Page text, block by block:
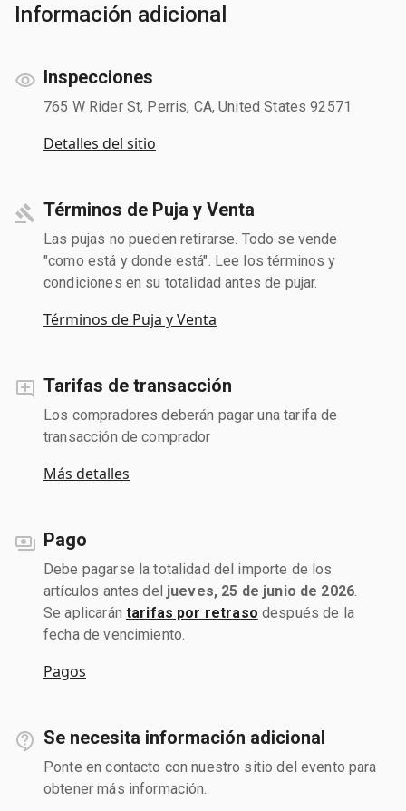
Información adicional
Inspecciones
765 W Rider St, Perris, CA, United States 92571
Detalles del sitio
Términos de Puja y Venta
Las pujas no pueden retirarse. Todo se vende
"como está y donde está". Lee los términos y
condiciones en su totalidad antes de pujar.
Términos de Puja y Venta
Tarifas de transacción
Los compradores deberán pagar una tarifa de
transacción de comprador
Más detalles
Pago
Debe pagarse la totalidad del importe de los
artículos antes del jueves, 25 de junio de 2026
Se aplicarán tarifas por retraso después de la
fecha de vencimiento.
Pagos
Se necesita información adicional
Ponte en contacto con nuestro sitio del evento para
obtener más información.